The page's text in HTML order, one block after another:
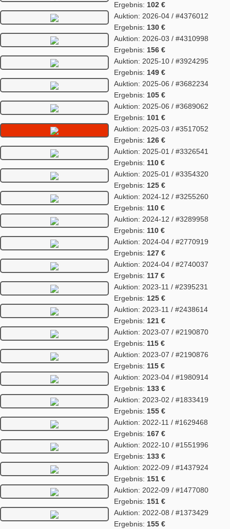
Ergebnis: 102 €
Auktion: 2026-04 / #4376012
Ergebnis: 130 €
Auktion: 2026-03 / #4310998
Ergebnis: 156 €
Auktion: 2025-10 / #3924295
Ergebnis: 149 €
Auktion: 2025-06 / #3682234
Ergebnis: 105 €
Auktion: 2025-06 / #3689062
Ergebnis: 101 €
Auktion: 2025-03 / #3517052
Ergebnis: 126 €
Auktion: 2025-01 / #3326541
Ergebnis: 110 €
Auktion: 2025-01 / #3354320
Ergebnis: 125 €
Auktion: 2024-12 / #3255260
Ergebnis: 110 €
Auktion: 2024-12 / #3289958
Ergebnis: 110 €
Auktion: 2024-04 / #2770919
Ergebnis: 127 €
Auktion: 2024-04 / #2740037
Ergebnis: 117 €
Auktion: 2023-11 / #2395231
Ergebnis: 125 €
Auktion: 2023-11 / #2438614
Ergebnis: 121 €
Auktion: 2023-07 / #2190870
Ergebnis: 115 €
Auktion: 2023-07 / #2190876
Ergebnis: 115 €
Auktion: 2023-04 / #1980914
Ergebnis: 133 €
Auktion: 2023-02 / #1833419
Ergebnis: 155 €
Auktion: 2022-11 / #1629468
Ergebnis: 167 €
Auktion: 2022-10 / #1551996
Ergebnis: 133 €
Auktion: 2022-09 / #1437924
Ergebnis: 151 €
Auktion: 2022-09 / #1477080
Ergebnis: 151 €
Auktion: 2022-08 / #1373429
Ergebnis: 155 €